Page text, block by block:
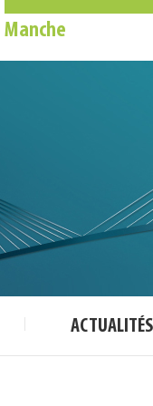
Manche
ACTUALITÉS